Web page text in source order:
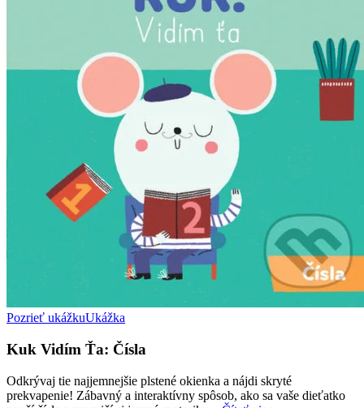
Pozrieť ukážkuUkážka
Kuk Vidím Ťa: Čísla
Odkrývaj tie najjemnejšie plstené okienka a nájdi skryté
prekvapenie! Zábavný a interaktívny spôsob, ako sa vaše dieťatko